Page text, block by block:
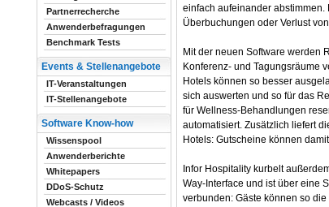
einfach aufeinander
Überbuchungen oder Verlust
Mit der neuen Software werden
Konferenz- und Tagungsräume
Hotels können so besser
sich auswerten und so für das
für Wellness-Behandlungen
automatisiert. Zusätzlich liefert
Hotels: Gutscheine können
Infor Hospitality kurbelt
Way-Interface und ist über eine
verbunden: Gäste können so
Partnerrecherche
Anwenderbefragungen
Benchmark Tests
Events & Stellenangebote
IT-Veranstaltungen
IT-Stellenangebote
Software Know-how
Wissenspool
Anwenderberichte
Whitepapers
DDoS-Schutz
Webcasts / Videos